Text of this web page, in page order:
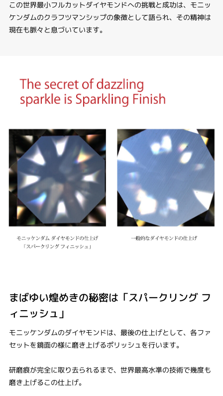
この世界最小フルカットダイヤモンドへの挑戦と成功は、モニッ
ケンダムのクラフツマンシップの象徴として語られ、その精神は
現在も脈々と息づいています。
まばゆい煌めきの秘密は「スパークリング フ
ィニッシュ」
モニッケンダムのダイヤモンドは、最後の仕上げとして、各ファ
セットを鏡面の様に磨き上げるポリッシュを行います。
研磨痕が完全に取り去られるまで、世界最高水準の技術で幾度も
磨き上げるこの仕上げ。